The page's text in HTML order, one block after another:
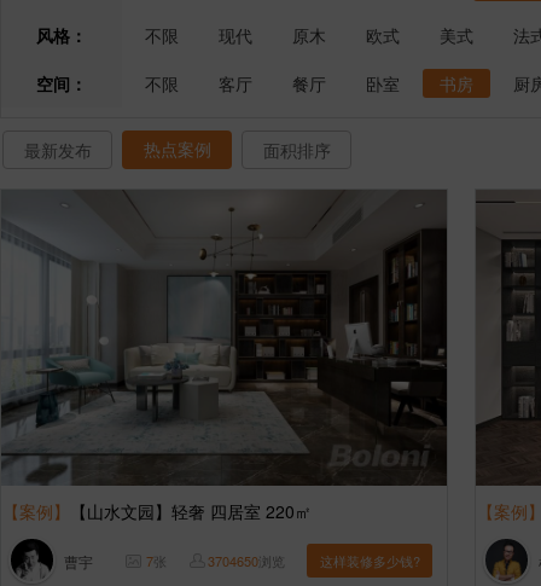
风格：
不限 现代 原木 欧式 美式
法
空间：
不限 客厅 餐厅 卧室 书房 厨
最新发布 热点案例 面积排序
【案例】 【山水文园】轻奢 四居室 220㎡
曹宇 7张 3704650浏览 这样装修多少钱?
【案例